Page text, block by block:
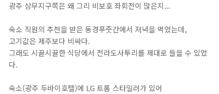
광주 상무지구쪽은 왜 그리 비보호 좌회전이 많은지...
숙소 직원의 추천을 받은 동경푸줏간에서 저녁을 먹었는데,
고기값은 제주보다 비싸다.
그래도 시끌시끌한 식당에서 전라도사투리를 제대로 들을 수 있었
다.
숙소(광주 두바이호텔)에 LG 트롬 스타일러가 있어